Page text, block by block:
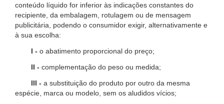
conteúdo líquido for inferior às indicações constantes do
recipiente, da embalagem, rotulagem ou de mensagem
publicitária, podendo o consumidor exigir, alternativamente e
à sua escolha:
I - o abatimento proporcional do preço;
II - complementação do peso ou medida;
III - a substituição do produto por outro da mesma
espécie, marca ou modelo, sem os aludidos vícios;